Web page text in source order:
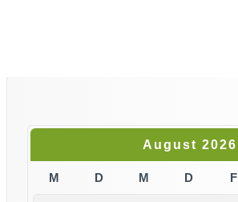
August 2026
M D M D F